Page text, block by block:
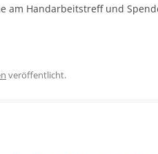
am Handarbeitstreff und
veröffentlicht.